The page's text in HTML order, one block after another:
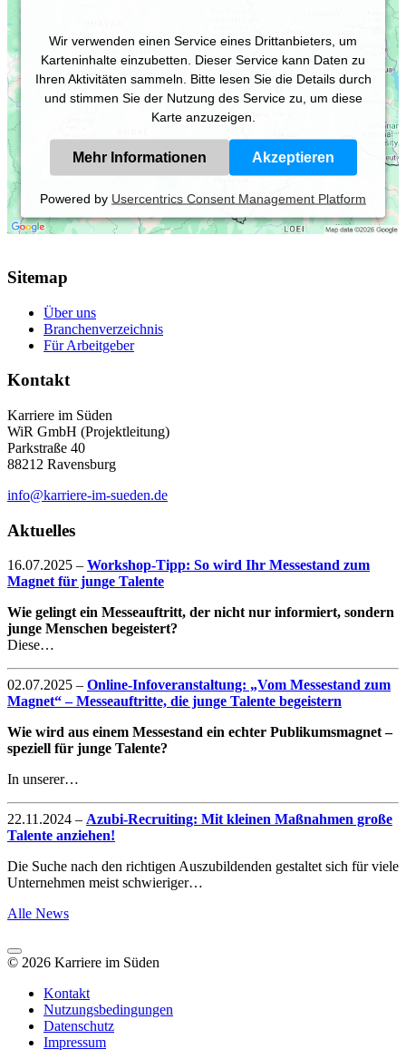
Wir verwenden einen Service eines Drittanbieters, um
Karteninhalte einzubetten. Dieser Service kann Daten zu
Ihren Aktivitäten sammeln. Bitte lesen Sie die Details durch
und stimmen Sie der Nutzung des Service zu, um diese
Karte anzuzeigen.
Mehr Informationen Akzeptieren
Powered by Usercentrics Consent Management Platform
Sitemap
Über uns
Branchenverzeichnis
Für Arbeitgeber
Kontakt
Karriere im Süden
WiR GmbH (Projektleitung)
Parkstraße 40
88212 Ravensburg
info@karriere-im-sueden.de
Aktuelles
16.07.2025 – Workshop-Tipp: So wird Ihr Messestand zum
Magnet für junge Talente
Wie gelingt ein Messeauftritt, der nicht nur informiert, sondern
junge Menschen begeistert?
Diese…
02.07.2025 – Online-Infoveranstaltung: „Vom Messestand zum
Magnet“ – Messeauftritte, die junge Talente begeistern
Wie wird aus einem Messestand ein echter Publikumsmagnet –
speziell für junge Talente?
In unserer…
22.11.2024 – Azubi-Recruiting: Mit kleinen Maßnahmen große
Talente anziehen!
Die Suche nach den richtigen Auszubildenden gestaltet sich für viele
Unternehmen meist schwieriger…
Alle News
© 2026 Karriere im Süden
Kontakt
Nutzungsbedingungen
Datenschutz
Impressum